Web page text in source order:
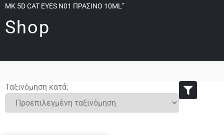
ΜΚ 5D CAT EYES N01 ΠΡΆΣΙΝΟ 10ML”
Shop
Ταξινόμηση κατά: